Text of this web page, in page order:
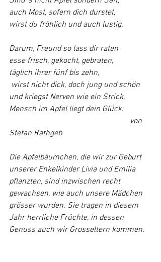
auch Most, sofern dich durstet,
wirst du fröhlich und auch lustig.
Darum, Freund so lass dir raten
esse frisch, gekocht, gebraten,
täglich ihrer fünf bis zehn,
wirst nicht dick, doch jung und schön
und kriegst Nerven wie ein Strick,
Mensch im Apfel liegt dein Glück.
Stefan Rathgeb
Die Apfelbäumchen, die wir zur Geburt
unserer Enkelkinder Livia und Emilia
pflanzten, sind inzwischen recht
gewachsen, wie auch unsere Mädchen
grösser wurden. Sie tragen in diesem
Jahr herrliche Früchte, in dessen
Genuss auch wir Grosseltern kommen.